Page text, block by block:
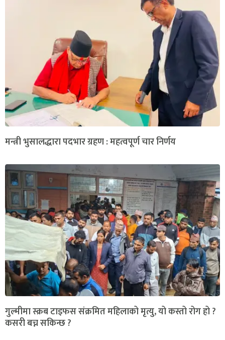
मन्त्री भुसालद्धारा पदभार ग्रहण : महत्वपूर्ण चार निर्णय
गुल्मीमा स्क्रब टाइफस संक्रमित महिलाको मृत्यु, यो कस्तो रोग हो ?
कसरी बच्न सकिन्छ ?